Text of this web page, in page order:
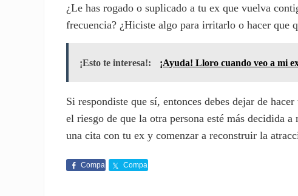
¿Le has rogado o suplicado a tu ex que vuelva
frecuencia? ¿Hiciste algo para irritarlo o hacer que
¡Esto te interesa!: ¡Ayuda! Lloro cuando veo a mi
Si respondiste que sí, entonces debes dejar de
el riesgo de que la otra persona esté más decidida
una cita con tu ex y comenzar a reconstruir la
Compa
Compa